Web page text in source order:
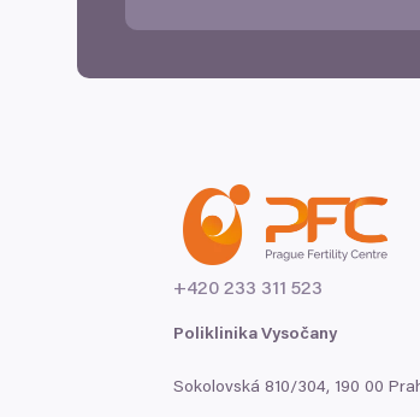
+420 233 311 523
Poliklinika Vysočany
Sokolovská 810/304, 190 00